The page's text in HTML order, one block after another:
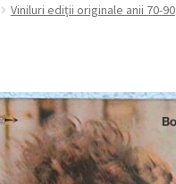
Viniluri ediții originale anii 70-90